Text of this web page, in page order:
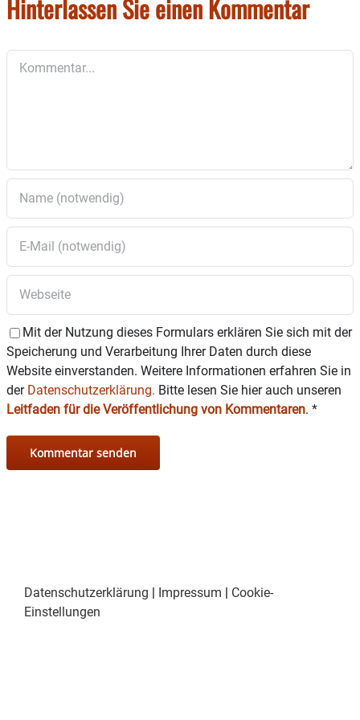
Hinterlassen Sie einen Kommentar
Mit der Nutzung dieses Formulars erklären Sie sich mit der
Speicherung und Verarbeitung Ihrer Daten durch diese
Website einverstanden. Weitere Informationen erfahren Sie in
der Datenschutzerklärung. Bitte lesen Sie hier auch unseren
Leitfaden für die Veröffentlichung von Kommentaren. *
Datenschutzerklärung | Impressum | Cookie-
Einstellungen